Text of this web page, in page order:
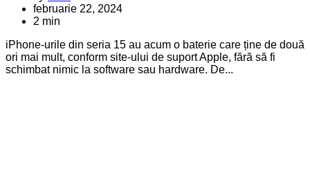
by
februarie 22, 2024
2 min
iPhone-urile din seria 15 au acum o baterie care ține de două
ori mai mult, conform site-ului de suport Apple, fără să fi
schimbat nimic la software sau hardware. De...